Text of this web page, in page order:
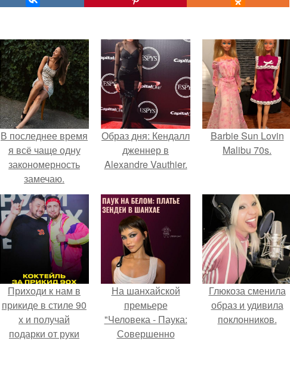
В последнее время
я всё чаще одну
закономерность
замечаю.
Образ дня: Кендалл
дженнер в
Alexandre Vauthier.
Barbie Sun Lovin
Malibu 70s.
Приходи к нам в
прикиде в стиле 90
х и получай
подарки от руки
На шанхайской
премьере
"Человека - Паука:
Совершенно
Глюкоза сменила
образ и удивила
поклонников.